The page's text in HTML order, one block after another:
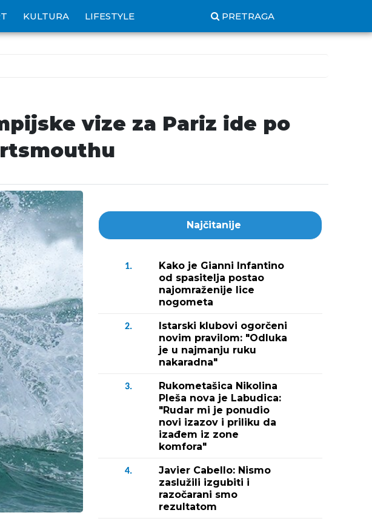
KULTURA LIFESTYLE PRETRAGA
vize za Pariz ide po
Najčitanije
1.
Kako je Gianni Infantino
od spasitelja postao
najomraženije lice
nogometa
2.
Istarski klubovi ogorčeni
novim pravilom: "Odluka
je u najmanju ruku
nakaradna"
3.
Rukometašica Nikolina
Pleša nova je Labudica:
"Rudar mi je ponudio
novi izazov i priliku da
izađem iz zone
komfora"
4.
Javier Cabello: Nismo
zaslužili izgubiti i
razočarani smo
rezultatom